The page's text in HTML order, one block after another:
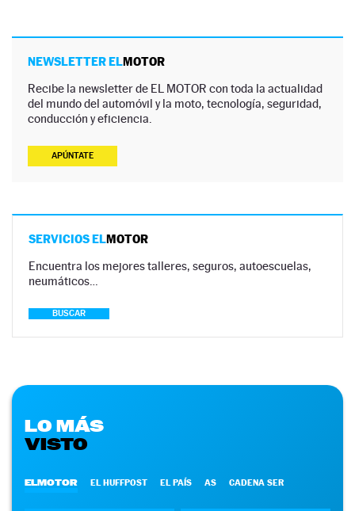
NEWSLETTER ELMOTOR
Recibe la newsletter de EL MOTOR con toda la actualidad
del mundo del automóvil y la moto, tecnología, seguridad,
conducción y eficiencia.
APÚNTATE
SERVICIOS ELMOTOR
Encuentra los mejores talleres, seguros, autoescuelas,
neumáticos…
BUSCAR
LO MÁS
VISTO
ELMOTOR EL HUFFPOST EL PAÍS AS CADENA SER